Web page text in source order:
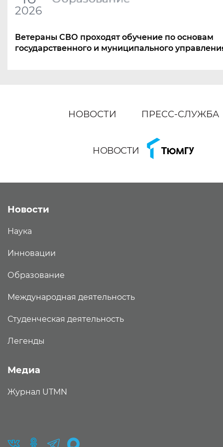
2026
Ветераны СВО проходят обучение по основам
государственного и муниципального
НОВОСТИ ПРЕСС-СЛУЖБА
НОВОСТИ
Новости
Наука
Инновации
Образование
Международная деятельность
Студенческая деятельность
Легенды
Медиа
Журнал UTMN